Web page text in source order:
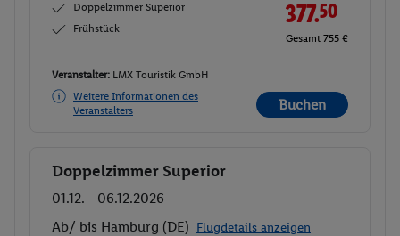
Doppelzimmer Superior
Frühstück
377.50
Gesamt 755 €
Veranstalter: LMX Touristik GmbH
Weitere Informationen des
Veranstalters
Buchen
Buchen
Doppelzimmer Superior
01.12. - 06.12.2026
Ab/ bis Hamburg (DE) Flugdetails anzeigen